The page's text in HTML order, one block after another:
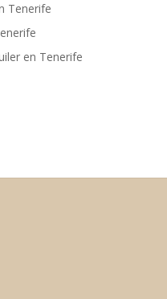
Tenerife
en Tenerife